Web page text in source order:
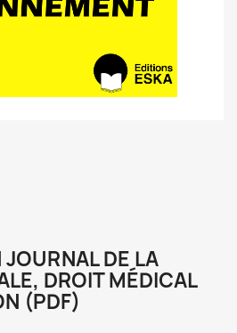
DE LA
DROIT MÉDICAL
(PDF)